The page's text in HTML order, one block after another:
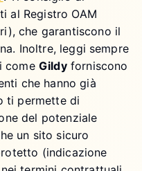
al Registro OAM
che garantiscono il
Inoltre, leggi sempre
come Gildyforniscono
che hanno già
ti permette di
del potenziale
un sito sicuro
(indicazione